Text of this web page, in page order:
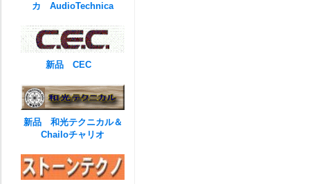
カ AudioTechnica
新品 CEC
新品 和光テクニカル＆
Chailoチャリオ